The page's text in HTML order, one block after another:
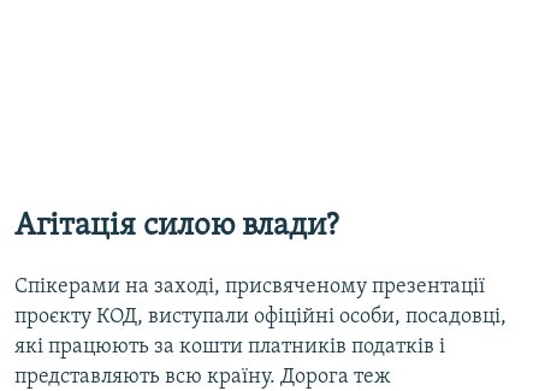
Агітація силою влади?
Спікерами на заході, присвяченому презентації
проєкту КОД, виступали офіційні особи, посадовці,
які працюють за кошти платників податків і
представляють всю країну. Дорога теж